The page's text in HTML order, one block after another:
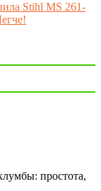
Stihl MS 261-
простота,